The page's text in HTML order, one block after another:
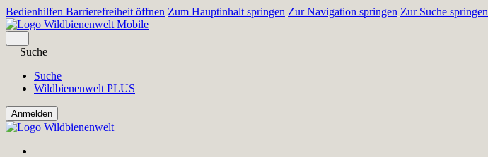
Bedienhilfen Barrierefreiheit öffnen Zum Hauptinhalt springen Zur Navigation springen Zur Suche springen
Suche
Suche
Wildbienenwelt PLUS